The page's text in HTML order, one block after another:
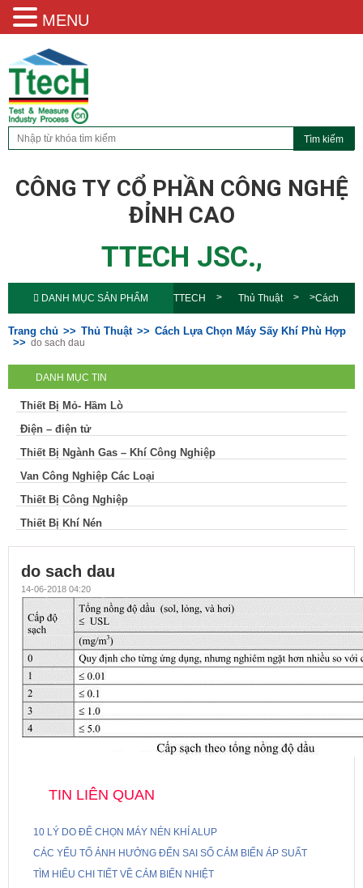
CÔNG TY CỔ PHẦN CÔNG NGHỆ
ĐỈNH CAO
TTECH JSC.,
DANH MỤC SẢN PHẨM TTECH Thủ Thuật Cách
Lựa Chọn Máy Sấy Khí Phù
Trang chủ Thủ Thuật Cách Lựa Chọn Máy Sấy Khí Phù Hợp
do sach dau
DANH MỤC TIN
Thiết Bị Mỏ- Hầm Lò
Điện – điện tử
Thiết Bị Ngành Gas – Khí Công Nghiệp
Van Công Nghiệp Các Loại
Thiết Bị Công Nghiệp
Thiết Bị Khí Nén
do sach dau
14-06-2018 04:20
TIN LIÊN QUAN
10 LÝ DO ĐỂ CHỌN MÁY NÉN KHÍ ALUP
CÁC YẾU TỐ ẢNH HƯỞNG ĐẾN SAI SỐ CẢM BIẾN ÁP SUẤT
TÌM HIỂU CHI TIẾT VỀ CẢM BIẾN NHIỆT
MENU